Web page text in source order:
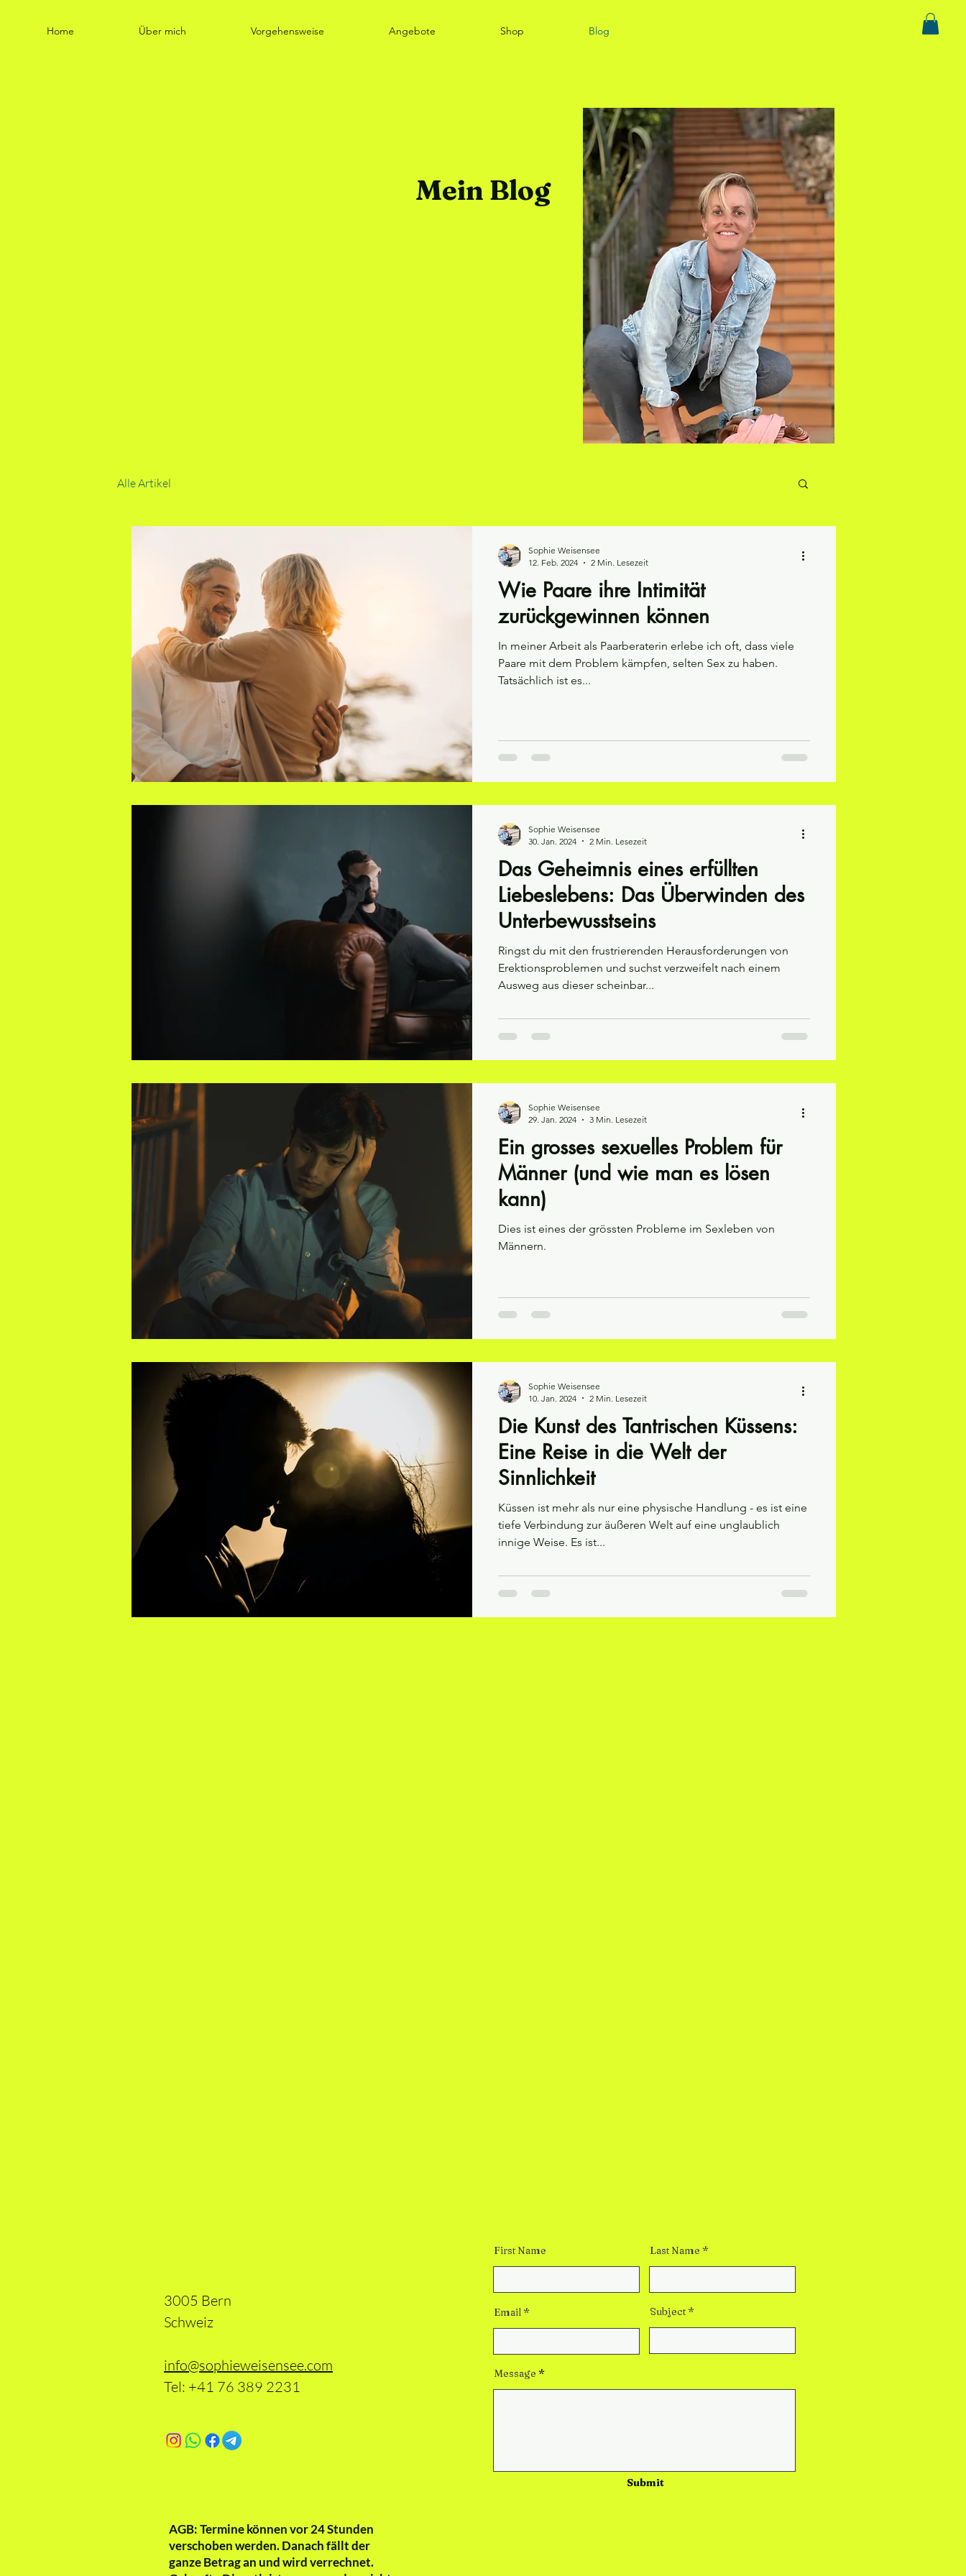
Home Über mich Vorgehensweise Angebote Shop Blog
Mein Blog
Alle Artikel
Wie Paare ihre Intimität
zurückgewinnen können
In meiner Arbeit als Paarberaterin erlebe ich oft, dass viele
Paare mit dem Problem kämpfen, selten Sex zu haben.
Tatsächlich ist es...
Sophie Weisensee
12. Feb. 2024
2 Min. Lesezeit
Das Geheimnis eines erfüllten
Liebeslebens: Das Überwinden des
Unterbewusstseins
Ringst du mit den frustrierenden Herausforderungen von
Erektionsproblemen und suchst verzweifelt nach einem
Ausweg aus dieser scheinbar...
Sophie Weisensee
30. Jan. 2024
2 Min. Lesezeit
Ein grosses sexuelles Problem für
Männer (und wie man es lösen
kann)
Dies ist eines der grössten Probleme im Sexleben von
Männern.
Sophie Weisensee
29. Jan. 2024
3 Min. Lesezeit
Die Kunst des Tantrischen Küssens:
Eine Reise in die Welt der
Sinnlichkeit
Küssen ist mehr als nur eine physische Handlung - es ist eine
tiefe Verbindung zur äußeren Welt auf eine unglaublich
innige Weise. Es ist...
Sophie Weisensee
10. Jan. 2024
2 Min. Lesezeit
3005 Bern
Schweiz
info@sophieweisensee.com
Tel: +41 76 389 2231
AGB: Termine können vor 24 Stunden
verschoben werden. Danach fällt der
ganze Betrag an und wird verrechnet.
First Name Last Name
Email Subject
Message
Submit